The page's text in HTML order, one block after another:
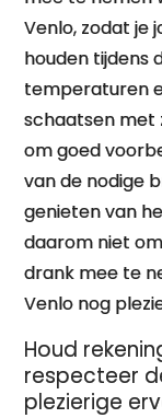
Venlo, zodat je
houden tijdens
temperaturen
schaatsen met
om goed
van de nodige
genieten van
daarom niet
drank mee te
Venlo nog
Houd
respecteer
plezierige